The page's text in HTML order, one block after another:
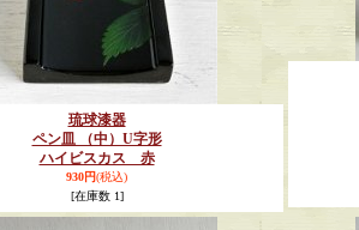
琉球漆器
ペン皿 （中）U字形
ハイビスカス 赤
930円(税込)
[在庫数 1]